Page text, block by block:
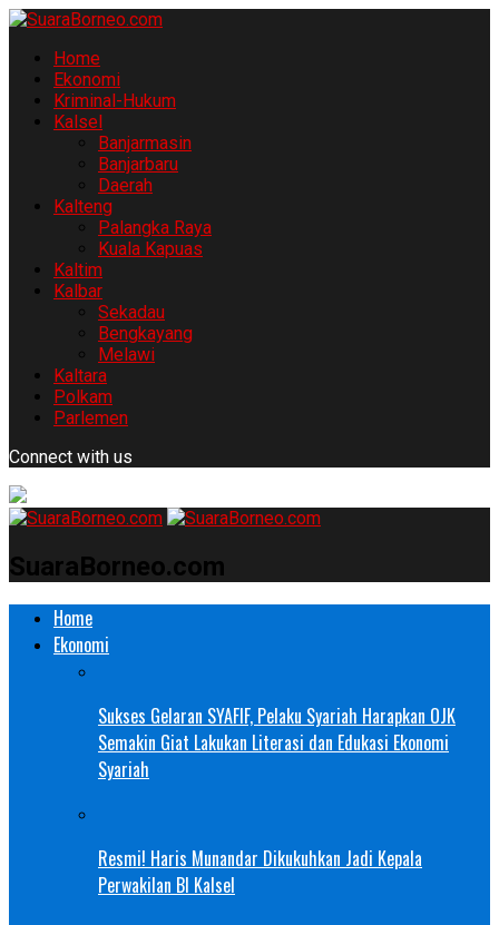
Home
Ekonomi
Kriminal-Hukum
Kalsel
Banjarmasin
Banjarbaru
Daerah
Kalteng
Palangka Raya
Kuala Kapuas
Kaltim
Kalbar
Sekadau
Bengkayang
Melawi
Kaltara
Polkam
Parlemen
Connect with us
SuaraBorneo.com
Home
Ekonomi
Sukses Gelaran SYAFIF, Pelaku Syariah Harapkan OJK
Semakin Giat Lakukan Literasi dan Edukasi Ekonomi
Syariah
Resmi! Haris Munandar Dikukuhkan Jadi Kepala
Perwakilan BI Kalsel